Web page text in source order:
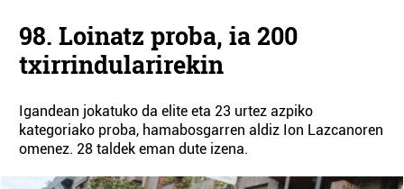
98. Loinatz proba, ia 200
txirrindularirekin
Igandean jokatuko da elite eta 23 urtez azpiko
kategoriako proba, hamabosgarren aldiz Ion Lazcanoren
omenez. 28 taldek eman dute izena.